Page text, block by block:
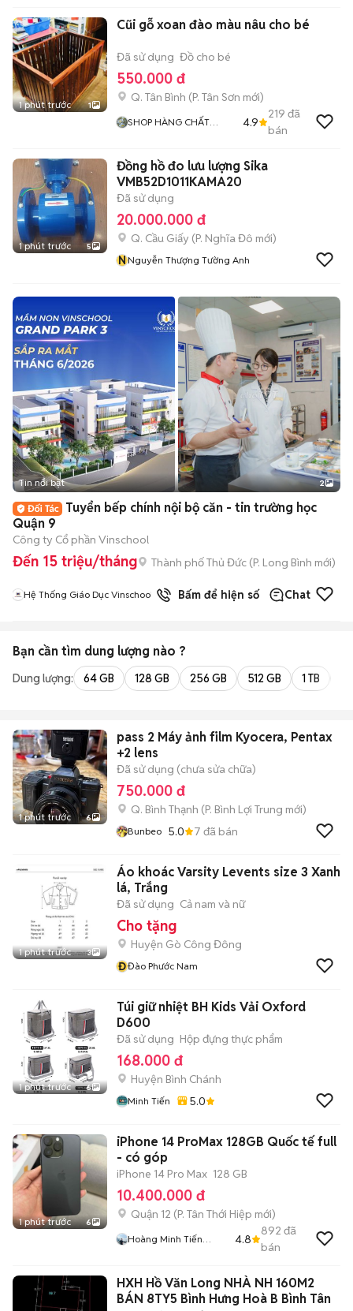
1 phút trước 1
Cũi gỗ xoan đào màu nâu cho bé
Đã sử dụng Đồ cho bé
550.000 đ
Q. Tân Bình (P. Tân Sơn mới)
SHOP HÀNG CHẤT
4.9
219 đã
bán
1 phút trước 5
Đồng hồ đo lưu lượng Sika
VMB52D1011KAMA20
Đã sử dụng
20.000.000 đ
Q. Cầu Giấy (P. Nghĩa Đô mới)
NNguyễn Thượng Tường Anh
Tin nổi bật 2
Tuyển bếp chính nội bộ căn - tin trường học
Quận 9
Công ty Cổ phần Vinschool
Đến 15 triệu/tháng Thành phố Thủ Đức (P. Long Bình mới)
Hệ Thống Giáo Dục Vinschool Bấm để hiện số Chat
Bạn cần tìm dung lượng nào ?
Dung lượng: 64 GB 128 GB 256 GB 512 GB 1 TB
1 phút trước 6
pass 2 Máy ảnh film Kyocera, Pentax
+2 lens
Đã sử dụng (chưa sửa chữa)
750.000 đ
Q. Bình Thạnh (P. Bình Lợi Trung mới)
Bunbeo 5.0 7 đã bán
1 phút trước 3
Áo khoác Varsity Levents size 3 Xanh
lá, Trắng
Đã sử dụng Cả nam và nữ
Cho tặng
Huyện Gò Công Đông
ĐĐào Phước Nam
1 phút trước 6
Túi giữ nhiệt BH Kids Vải Oxford
D600
Đã sử dụng Hộp đựng thực phẩm
168.000 đ
Huyện Bình Chánh
Minh Tiến 5.0
1 phút trước 6
iPhone 14 ProMax 128GB Quốc tế full
- có góp
iPhone 14 Pro Max 128 GB
10.400.000 đ
Quận 12 (P. Tân Thới Hiệp mới)
Hoàng Minh Tiến
4.8
892 đã
bán
HXH Hồ Văn Long NHÀ NH 160M2
BÁN 8TY5 Bình Hưng Hoà B Bình Tân